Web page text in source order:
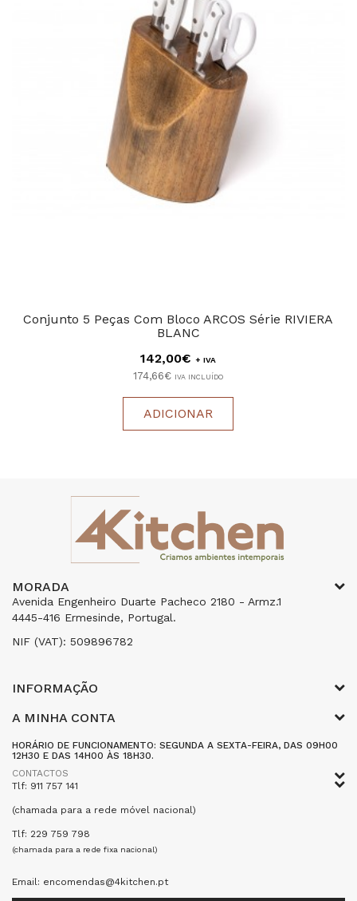
Conjunto 5 Peças Com Bloco ARCOS Série RIVIERA
BLANC
142,00€+ IVA
174,66€ IVA INCLUÍDO
ADICIONAR
MORADA
Avenida Engenheiro Duarte Pacheco 2180 - Armz.1
4445-416 Ermesinde, Portugal.
NIF (VAT): 509896782
INFORMAÇÃO
A MINHA CONTA
HORÁRIO DE FUNCIONAMENTO: SEGUNDA A SEXTA-FEIRA, DAS 09H00
12H30 E DAS 14H00 ÀS 18H30.
CONTACTOS
Tlf: 911 757 141
(chamada para a rede móvel nacional)
Tlf: 229 759 798
(chamada para a rede fixa nacional)
Email: encomendas@4kitchen.pt